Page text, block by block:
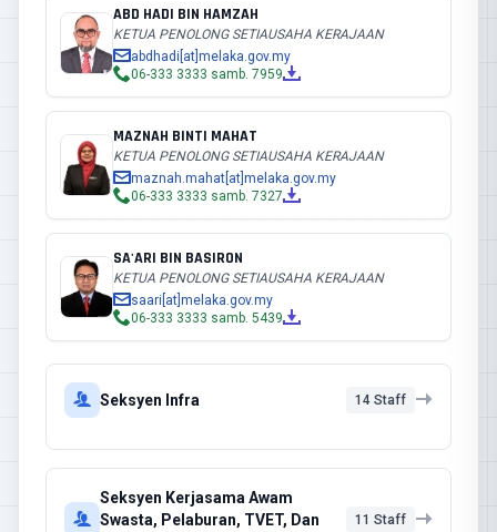
ABD HADI BIN HAMZAH
KETUA PENOLONG SETIAUSAHA KERAJAAN
abdhadi[at]melaka.gov.my
06-333 3333 samb. 7959
MAZNAH BINTI MAHAT
KETUA PENOLONG SETIAUSAHA KERAJAAN
maznah.mahat[at]melaka.gov.my
06-333 3333 samb. 7327
SA'ARI BIN BASIRON
KETUA PENOLONG SETIAUSAHA KERAJAAN
saari[at]melaka.gov.my
06-333 3333 samb. 5439
Seksyen Infra 14 Staff
Seksyen Kerjasama Awam
Swasta, Pelaburan, TVET, Dan
11 Staff